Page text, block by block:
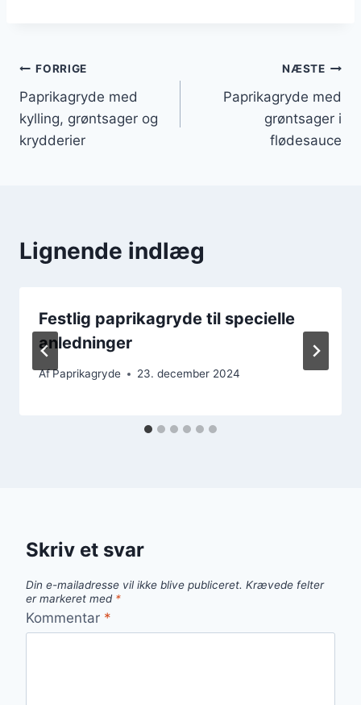
Indlægsnavigation
FORRIGE
Paprikagryde med
kylling, grøntsager og
krydderier
NÆSTE
Paprikagryde med
grøntsager i
flødesauce
Lignende indlæg
Festlig paprikagryde til specielle
anledninger
AfPaprikagryde 23. december 2024
Skriv et svar
Din e-mailadresse vil ikke blive publiceret. Krævede felter
er markeret med *
Kommentar *